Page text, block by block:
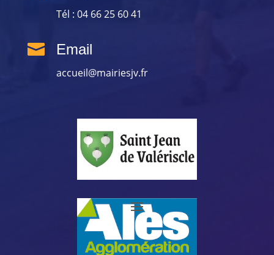
Tél : 04 66 25 60 41
 Email
accueil@mairiesjv.fr